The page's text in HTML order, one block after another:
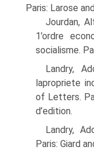
Paris: Larose
Jourdan,
1’ordre
socialisme.
Landry,
lapropriete
of Letters.
d’edition.
Landry,
Paris: Giard